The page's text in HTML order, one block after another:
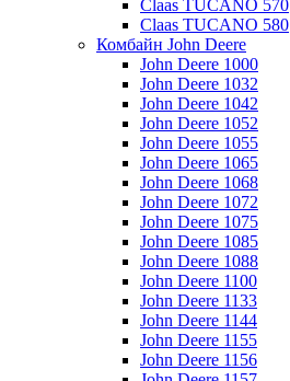
Claas TUCANO 570
Claas TUCANO 580
Комбайн John Deere
John Deere 1000
John Deere 1032
John Deere 1042
John Deere 1052
John Deere 1055
John Deere 1065
John Deere 1068
John Deere 1072
John Deere 1075
John Deere 1085
John Deere 1088
John Deere 1100
John Deere 1133
John Deere 1144
John Deere 1155
John Deere 1156